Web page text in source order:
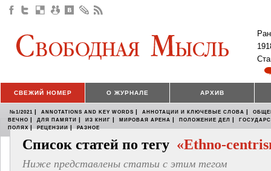
СВЕЖИЙ НОМЕР О ЖУРНАЛЕ АРХИВ
№1/2021 | ANNOTATIONS AND KEY WORDS | АННОТАЦИИ И КЛЮЧЕВЫЕ СЛОВА |
ВЕЧНО | ДЛЯ ПАМЯТИ | ИЗ КНИГ | МИРОВАЯ АРЕНА | ПОЛОЖЕНИЕ ДЕЛ |
ПОЛЯХ | РЕЦЕНЗИИ | РАЗНОЕ
Список статей по тегу «Ethno-
Ниже представлены статьи с этим тегом